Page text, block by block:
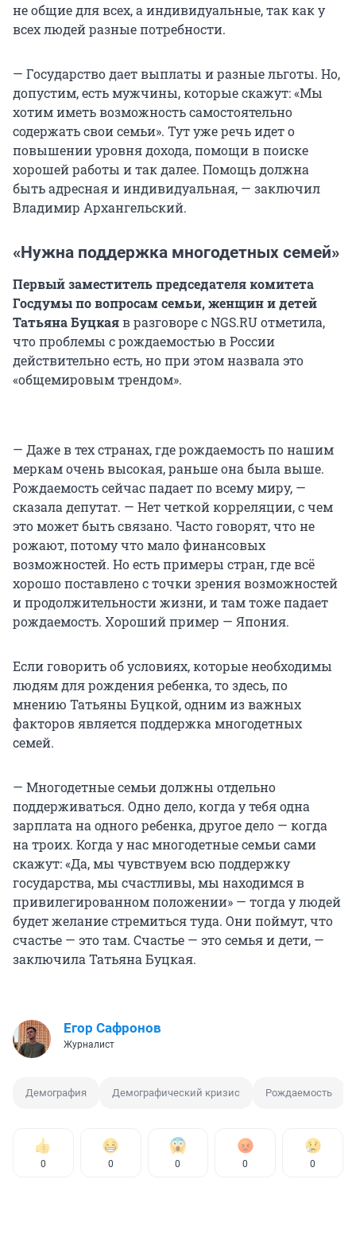
не общие для всех, а индивидуальные, так как у
всех людей разные потребности.
— Государство дает выплаты и разные льготы. Но,
допустим, есть мужчины, которые скажут: «Мы
хотим иметь возможность самостоятельно
содержать свои семьи». Тут уже речь идет о
повышении уровня дохода, помощи в поиске
хорошей работы и так далее. Помощь должна
быть адресная и индивидуальная, — заключил
Владимир Архангельский.
«Нужна поддержка многодетных семей»
Первый заместитель председателя комитета
Госдумы по вопросам семьи, женщин и детей
Татьяна Буцкаяв разговоре с NGS.RU отметила,
что проблемы с рождаемостью в России
действительно есть, но при этом назвала это
«общемировым трендом».
— Даже в тех странах, где рождаемость по нашим
меркам очень высокая, раньше она была выше.
Рождаемость сейчас падает по всему миру, —
сказала депутат. — Нет четкой корреляции, с чем
это может быть связано. Часто говорят, что не
рожают, потому что мало финансовых
возможностей. Но есть примеры стран, где всё
хорошо поставлено с точки зрения возможностей
и продолжительности жизни, и там тоже падает
рождаемость. Хороший пример — Япония.
Если говорить об условиях, которые необходимы
людям для рождения ребенка, то здесь, по
мнению Татьяны Буцкой, одним из важных
факторов является поддержка многодетных
семей.
— Многодетные семьи должны отдельно
поддерживаться. Одно дело, когда у тебя одна
зарплата на одного ребенка, другое дело — когда
на троих. Когда у нас многодетные семьи сами
скажут: «Да, мы чувствуем всю поддержку
государства, мы счастливы, мы находимся в
привилегированном положении» — тогда у людей
будет желание стремиться туда. Они поймут, что
счастье — это там. Счастье — это семья и дети, —
заключила Татьяна Буцкая.
Егор Сафронов
Журналист
Демография Демографический кризис Рождаемость
0 0 0 0 0